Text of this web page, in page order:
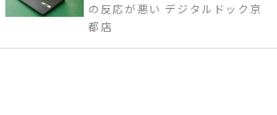
の反応が悪い デジタルドック京
都店